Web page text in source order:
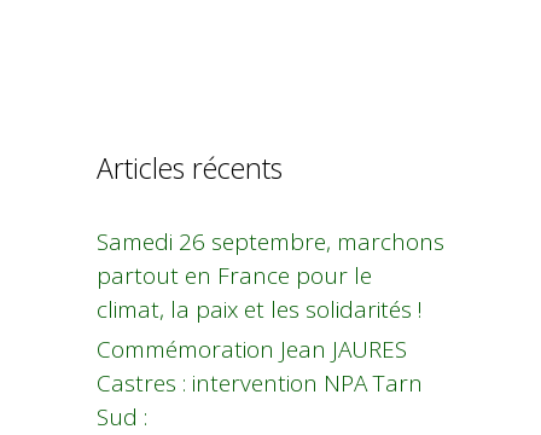
Articles récents
Samedi 26 septembre, marchons
partout en France pour le
climat, la paix et les solidarités !
Commémoration Jean JAURES
Castres : intervention NPA Tarn
Sud :